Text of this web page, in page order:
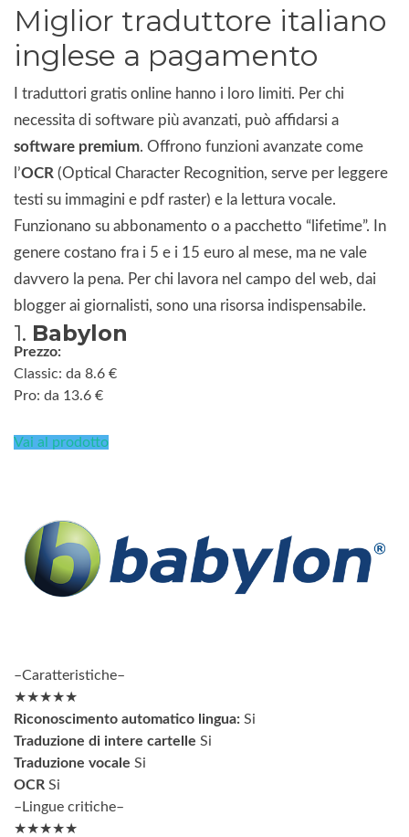
Miglior traduttore italiano
inglese a pagamento
I traduttori gratis online hanno i loro limiti. Per chi
necessita di software più avanzati, può affidarsi a
software premium. Offrono funzioni avanzate come
l’OCR (Optical Character Recognition, serve per leggere
testi su immagini e pdf raster) e la lettura vocale.
Funzionano su abbonamento o a pacchetto “lifetime”. In
genere costano fra i 5 e i 15 euro al mese, ma ne vale
davvero la pena. Per chi lavora nel campo del web, dai
blogger ai giornalisti, sono una risorsa indispensabile.
1. Babylon
Prezzo:
Classic: da 8.6 €
Pro: da 13.6 €
Vai al prodotto
–Caratteristiche–
★★★★★
Riconoscimento automatico lingua: Si
Traduzione di intere cartelle Si
Traduzione vocale Si
OCR Si
–Lingue critiche–
★★★★★